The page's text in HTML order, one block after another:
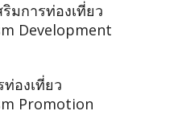
มการท่องเที่ยว
Development
องเที่ยว
Promotion